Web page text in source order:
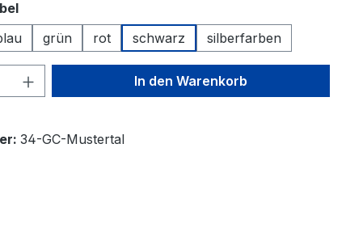
auswählen
grün rot schwarz silberfarben
Gib den gewünschten Wert
In den Warenkorb
34-GC-Mustertal